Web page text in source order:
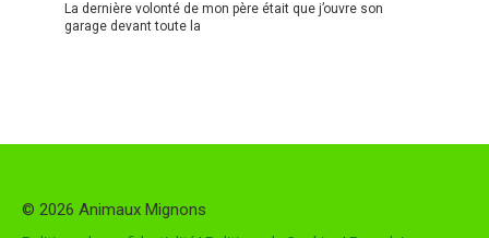
La dernière volonté de mon père était que j’ouvre son
garage devant toute la
© 2026 Animaux Mignons